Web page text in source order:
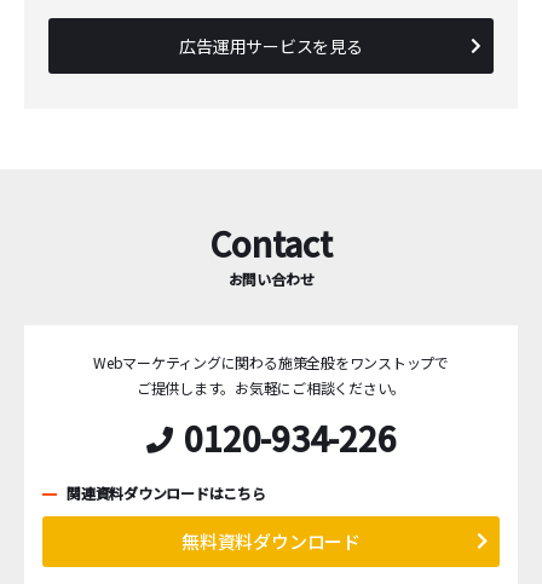
広告運用サービスを見る
Contact
お問い合わせ
Webマーケティングに関わる施策全般をワンストップで
ご提供します。 お気軽にご相談ください。
0120-934-226
関連資料ダウンロードはこちら
無料資料ダウンロード